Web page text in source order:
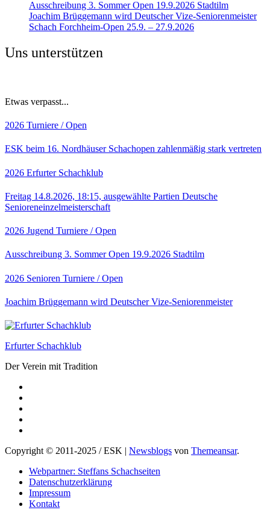
Ausschreibung 3. Sommer Open 19.9.2026 Stadtilm
Joachim Brüggemann wird Deutscher Vize-Seniorenmeister
Schach Forchheim-Open 25.9. – 27.9.2026
Uns unterstützen
Etwas verpasst...
2026 Turniere / Open
ESK beim 16. Nordhäuser Schachopen zahlenmäßig stark vertreten
2026 Erfurter Schachklub
Freitag 14.8.2026, 18:15, ausgewählte Partien Deutsche
Senioreneinzelmeisterschaft
2026 Jugend Turniere / Open
Ausschreibung 3. Sommer Open 19.9.2026 Stadtilm
2026 Senioren Turniere / Open
Joachim Brüggemann wird Deutscher Vize-Seniorenmeister
Erfurter Schachklub
Der Verein mit Tradition
Copyright © 2011-2025 / ESK | Newsblogs von Themeansar.
Webpartner: Steffans Schachseiten
Datenschutzerklärung
Impressum
Kontakt